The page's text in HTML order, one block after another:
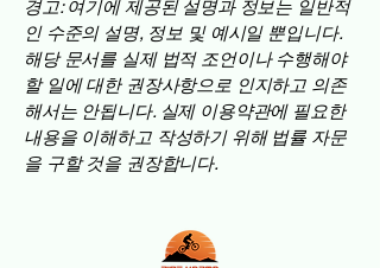
경고: 여기에 제공된 설명과 정보는 일반적
인 수준의 설명, 정보 및 예시일 뿐입니다.
해당 문서를 실제 법적 조언이나 수행해야
할 일에 대한 권장사항으로 인지하고 의존
해서는 안됩니다. 실제 이용약관에 필요한
내용을 이해하고 작성하기 위해 법률 자문
을 구할 것을 권장합니다.